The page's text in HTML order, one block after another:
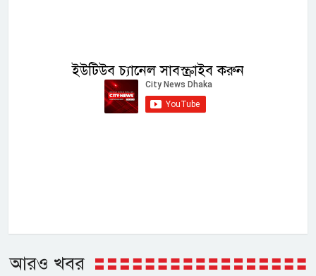
ইউটিউব চ্যানেল সাবস্ক্রাইব করুন
আরও খবর